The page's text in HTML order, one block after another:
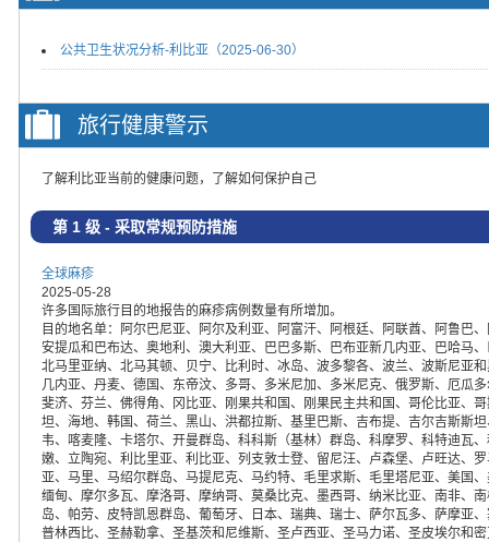
公共卫生状况分析-利比亚（2025-06-30）
旅行健康警示
了解利比亚当前的健康问题，了解如何保护自己
第 1 级 - 采取常规预防措施
全球麻疹
2025-05-28
许多国际旅行目的地报告的麻疹病例数量有所增加。
目的地名单：阿尔巴尼亚、阿尔及利亚、阿富汗、阿根廷、阿联酋、阿鲁巴
安提瓜和巴布达、奥地利、澳大利亚、巴巴多斯、巴布亚新几内亚、巴哈马
北马里亚纳、北马其顿、贝宁、比利时、冰岛、波多黎各、波兰、波斯尼亚
几内亚、丹麦、德国、东帝汶、多哥、多米尼加、多米尼克、俄罗斯、厄瓜
斐济、芬兰、佛得角、冈比亚、刚果共和国、刚果民主共和国、哥伦比亚、
坦、海地、韩国、荷兰、黑山、洪都拉斯、基里巴斯、吉布提、吉尔吉斯斯
韦、喀麦隆、卡塔尔、开曼群岛、科科斯（基林）群岛、科摩罗、科特迪瓦
嫩、立陶宛、利比里亚、利比亚、列支敦士登、留尼汪、卢森堡、卢旺达、
亚、马里、马绍尔群岛、马提尼克、马约特、毛里求斯、毛里塔尼亚、美国
缅甸、摩尔多瓦、摩洛哥、摩纳哥、莫桑比克、墨西哥、纳米比亚、南非、
岛、帕劳、皮特凯恩群岛、葡萄牙、日本、瑞典、瑞士、萨尔瓦多、萨摩亚
普林西比、圣赫勒拿、圣基茨和尼维斯、圣卢西亚、圣马力诺、圣皮埃尔和